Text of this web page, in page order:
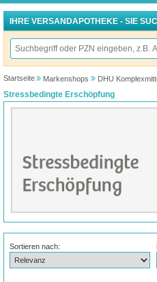
IHRE VERSANDAPOTHEKE - SIE
Startseite Markenshops DHU
Stressbedingte Erschöpfung
Sortieren nach: